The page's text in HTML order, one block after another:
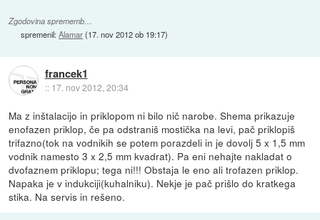
Zgodovina sprememb…
spremenil:Alamar(17. nov 2012 ob 19:17)
francek1
:: 17. nov 2012, 20:34
Ma z inštalacijo in priklopom ni bilo nič narobe. Shema prikazuje
enofazen priklop, če pa odstraniš mostička na levi, pač priklopiš
trifazno(tok na vodnikih se potem porazdeli in je dovolj 5 x 1,5 mm
vodnik namesto 3 x 2,5 mm kvadrat). Pa eni nehajte nakladat o
dvofaznem priklopu; tega ni!!! Obstaja le eno ali trofazen priklop.
Napaka je v indukciji(kuhalniku). Nekje je pač prišlo do kratkega
stika. Na servis in rešeno.